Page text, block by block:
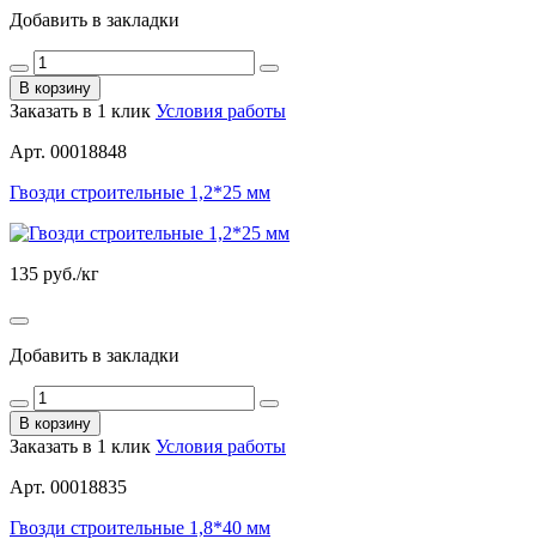
Добавить в закладки
В корзину
Заказать в 1 клик Условия работы
Арт. 00018848
Гвозди строительные 1,2*25 мм
135 руб./кг
Добавить в закладки
В корзину
Заказать в 1 клик Условия работы
Арт. 00018835
Гвозди строительные 1,8*40 мм